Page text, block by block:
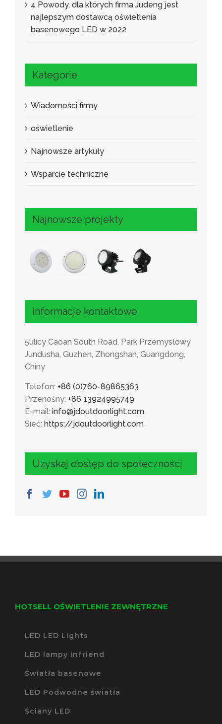
4 Powody, dla których firma Judeng jest
najlepszym dostawcą oświetlenia
basenowego LED w 2022
Kategorie
Wiadomości firmy
oświetlenie
Najnowsze artykuły
Wsparcie techniczne
Najnowsze projekty
Informacje kontaktowe
5ulicy Caoan South Road, Park Przemysłowy
Jundusha, Guzhen, Zhongshan, Guangdong,
Chiny
Telefon: +86 (0)760-89865363
Przenośny: +86 13924995749
E-mail: info@jdoutdoorlight.com
Sieć: https://jdoutdoorlight.com
Uzyskaj dostęp do społeczności
HOTSELL OŚWIETLENIE ZEWNĘTRZNE
LED LED Lights
LED lampy infriend
Światła basenowe
LED Podwodne światła
Ściany LED